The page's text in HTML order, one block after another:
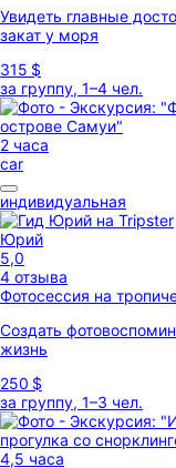
Увидеть главные
закат у моря
315 $
за группу, 1–4 чел.
2 часа
car
индивидуальная
Юрий
5,0
4 отзыва
Фотосессия на
Создать
жизнь
250 $
за группу, 1–3 чел.
4,5 часа